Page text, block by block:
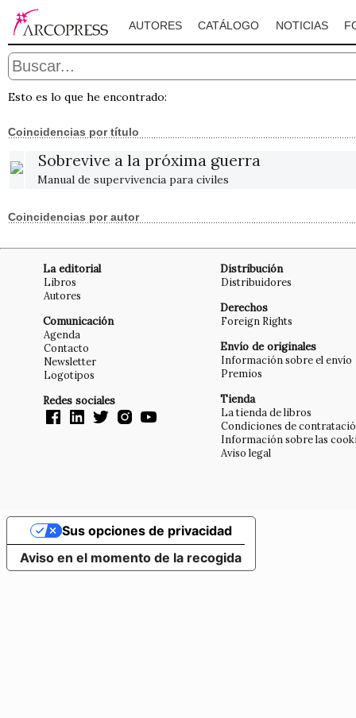
AUTORES CATÁLOGO NOTICIAS
Esto es lo que he encontrado:
Coincidencias por título
Sobrevive a la próxima guerra
Manual de supervivencia para civiles
Coincidencias por autor
La editorial
Libros
Autores
Comunicación
Agenda
Contacto
Newsletter
Logotipos
Redes sociales
Distribución
Distribuidores
Derechos
Foreign Rights
Envío de originales
Información sobre el envío
Premios
Tienda
La tienda de libros
Condiciones de
Información sobre las
Aviso legal
Aviso en el momento de la recogida
Sus opciones de privacidad